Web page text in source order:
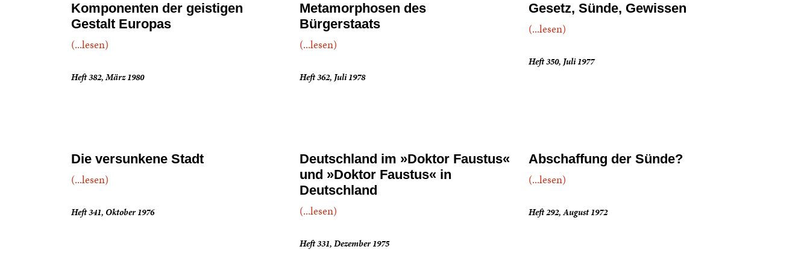
Komponenten der geistigen
Gestalt Europas
(...lesen)
Heft 382, März 1980
Metamorphosen des
Bürgerstaats
(...lesen)
Heft 362, Juli 1978
Gesetz, Sünde, Gewissen
(...lesen)
Heft 350, Juli 1977
Die versunkene Stadt
(...lesen)
Heft 341, Oktober 1976
Deutschland im »Doktor Faustus«
und »Doktor Faustus« in
Deutschland
(...lesen)
Heft 331, Dezember 1975
Abschaffung der Sünde?
(...lesen)
Heft 292, August 1972